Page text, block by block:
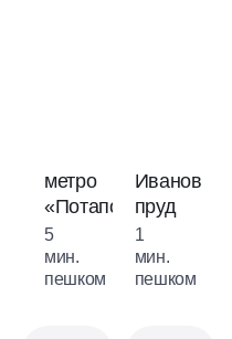
метро
«Потапово»
5
мин.
пешком
Ивановский
пруд
1
мин.
пешком